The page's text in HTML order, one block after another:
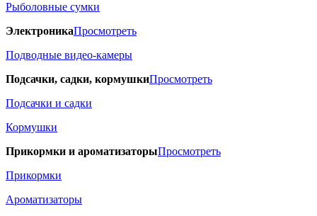
Рыболовные сумки
ЭлектроникаПросмотреть
Подводные видео-камеры
Подсачки, садки, кормушкиПросмотреть
Подсачки и садки
Кормушки
Прикормки и ароматизаторыПросмотреть
Прикормки
Ароматизаторы